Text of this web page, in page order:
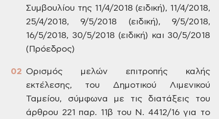
Συμβουλίου της 11/4/2018 (ειδική), 11/4/2018,
25/4/2018, 9/5/2018 (ειδική), 9/5/2018,
16/5/2018, 30/5/2018 (ειδική) και 30/5/2018
(Πρόεδρος)
Ορισμός μελών επιτροπής καλής
εκτέλεσης, του Δημοτικού Λιμενικού
Ταμείου, σύμφωνα με τις διατάξεις του
άρθρου 221 παρ. 11β του Ν. 4412/16 για το